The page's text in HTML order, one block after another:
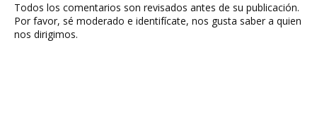
Todos los comentarios son revisados antes de su publicación.
Por favor, sé moderado e identifícate, nos gusta saber a quien
nos dirigimos.